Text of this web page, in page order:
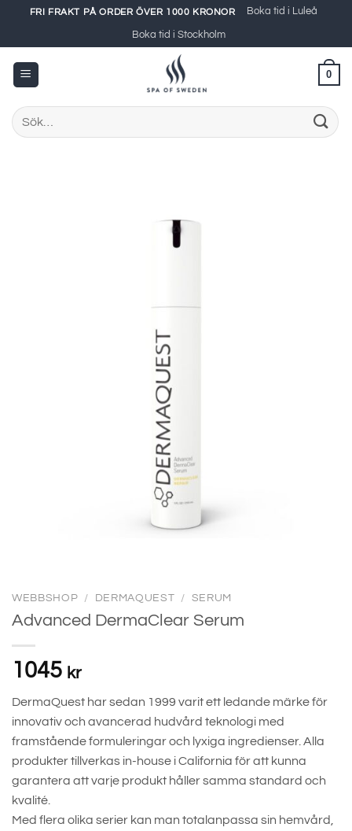
content
FRI FRAKT PÅ ORDER ÖVER 1000 KRONOR Boka tid i Luleå
Boka tid i Stockholm
0
Sök
efter:
WEBBSHOP / DERMAQUEST / SERUM
Advanced DermaClear Serum
1045 kr
DermaQuest har sedan 1999 varit ett ledande märke för
innovativ och avancerad hudvård teknologi med
framstående formuleringar och lyxiga ingredienser. Alla
produkter tillverkas in-house i California för att kunna
garantera att varje produkt håller samma standard och
kvalité.
Med flera olika serier kan man totalanpassa sin hemvård,